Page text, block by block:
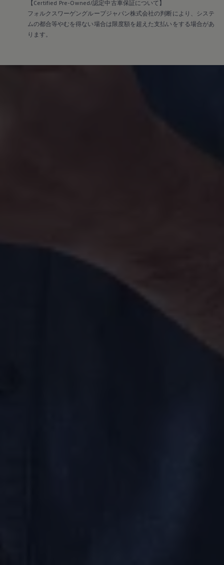
【Certified Pre-Owned/認定中古車保証について】
フォルクスワーゲングループジャパン株式会社の判断により、システ
ムの都合等やむを得ない場合は限度額を超えた支払いをする場合があ
ります。